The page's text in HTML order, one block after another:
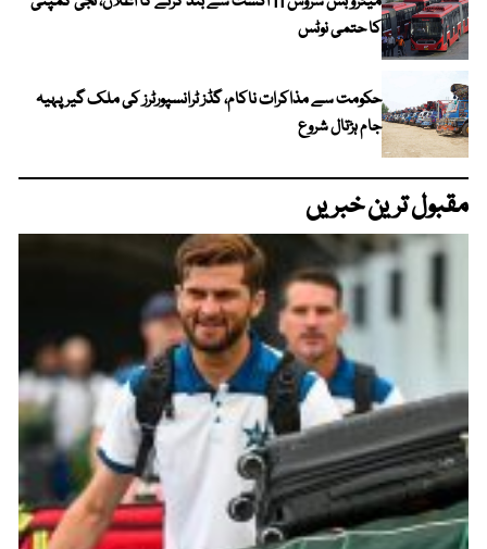
کا حتمی نوٹس
حکومت سے مذاکرات ناکام، گڈز ٹرانسپورٹرز کی ملک گیر پہیہ
جام ہڑتال شروع
مقبول ترین خبریں